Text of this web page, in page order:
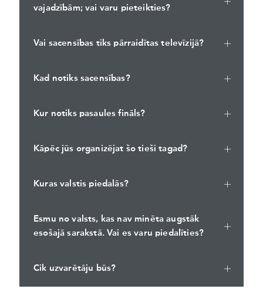
vajadzībām; vai varu pieteikties?
Vai sacensības tiks pārraidītas televīzijā?
Kad notiks sacensības?
Kur notiks pasaules fināls?
Kāpēc jūs organizējat šo tieši tagad?
Kuras valstis piedalās?
Esmu no valsts, kas nav minēta augstāk
esošajā sarakstā. Vai es varu piedalīties?
Cik uzvarētāju būs?